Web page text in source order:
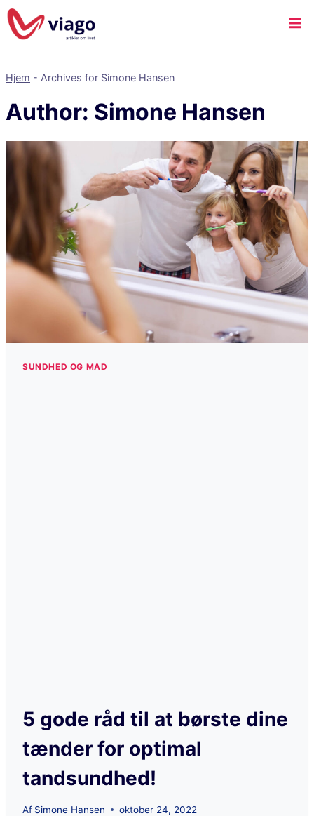
Hjem - Archives for Simone Hansen
Author: Simone Hansen
SUNDHED OG MAD
5 gode råd til at børste dine
tænder for optimal
tandsundhed!
Af Simone Hansen oktober 24, 2022